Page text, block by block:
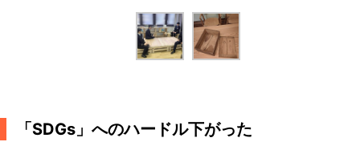
「SDGs」へのハードル下がった